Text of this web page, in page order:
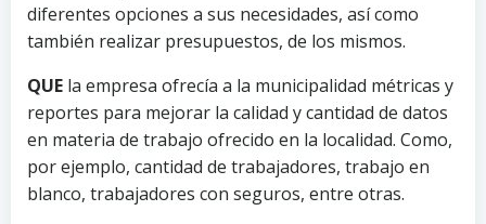
diferentes opciones a sus necesidades, así como
también realizar presupuestos, de los mismos.
QUE la empresa ofrecía a la municipalidad métricas y
reportes para mejorar la calidad y cantidad de datos
en materia de trabajo ofrecido en la localidad. Como,
por ejemplo, cantidad de trabajadores, trabajo en
blanco, trabajadores con seguros, entre otras.